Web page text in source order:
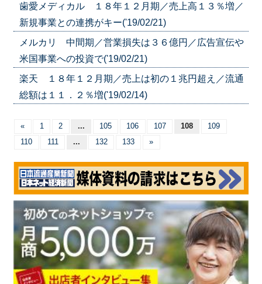
歯愛メディカル １８年１２月期／売上高１３％増／
新規事業との連携がキー('19/02/21)
メルカリ 中間期／営業損失は３６億円／広告宣伝や
米国事業への投資で('19/02/21)
楽天 １８年１２月期／売上は初の１兆円超え／流通
総額は１１．２％増('19/02/14)
« 1 2 ... 105 106 107 108
109
110
111 ... 132 133 »